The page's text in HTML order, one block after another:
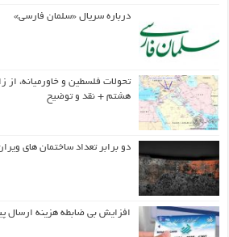
درباره سریال «سلمان فارسی»
تحولات فلسطین و خاورمیانه،
هشتم + نقد و توضیح
دو برابر تعداد ساختمان های
افزایش بی ضابطه هزینه ارسال